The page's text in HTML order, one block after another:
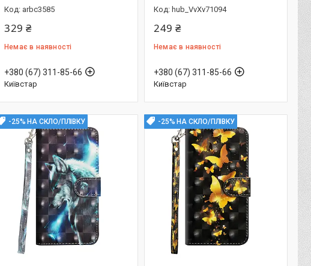
arbc3585
329 ₴
Немає в наявності
+380 (67) 311-85-66
Київстар
hub_VvXv71094
249 ₴
Немає в наявності
+380 (67) 311-85-66
Київстар
-25% НА СКЛО/ПЛІВКУ -25% НА СКЛО/ПЛІВКУ